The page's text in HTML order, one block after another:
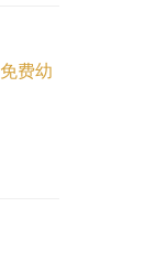
免费幼